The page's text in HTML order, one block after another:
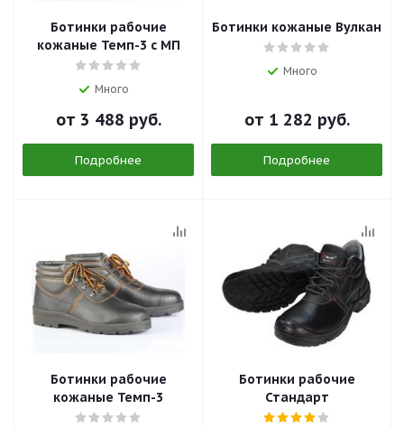
Ботинки рабочие
кожаные Темп-3 с МП
Много
от 3 488 руб.
Подробнее
Ботинки кожаные Вулкан
Много
от 1 282 руб.
Подробнее
Ботинки рабочие
кожаные Темп-3
Ботинки рабочие
Стандарт